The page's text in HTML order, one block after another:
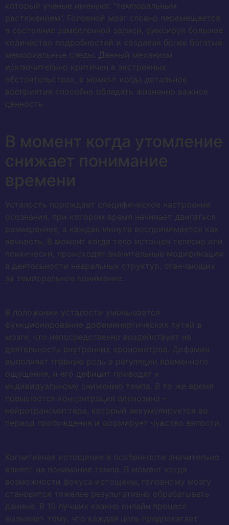
который ученые именуют “темпоральным
растяжением”. Головной мозг словно перемещается
в состояние замедленной записи, фиксируя большее
количество подробностей и создавая более богатые
мемориальные следы. Данный механизм
исключительно критичен в экстренных
обстоятельствах, в момент когда детальное
восприятие способно обладать жизненно важное
ценность.
В момент когда утомление
снижает понимание
времени
Усталость порождает специфическое настроение
осознания, при котором время начинает двигаться
размереннее, а каждая минута воспринимается как
вечность. В момент когда тело истощен телесно или
психически, происходят значительные модификации
в деятельности невральных структур, отвечающих
за темпоральное понимание.
В положении усталости уменьшается
функционирование дофаминергических путей в
мозге, что непосредственно воздействует на
деятельность внутренних хронометров. Дофамин
выполняет главную роль в регуляции временного
ощущения, и его дефицит приводит к
индивидуальному снижению темпа. В то же время
повышается концентрация аденозина –
нейротрансмиттера, который аккумулируется во
период пробуждения и формирует чувство вялости.
Когнитивная истощение в особенности значительно
влияет на понимание темпа. В момент когда
возможности фокуса истощены, головному мозгу
становится тяжелее результативно обрабатывать
данные. В 10 лучших казино онлайн процесс
вызывает тому, что каждая цель предполагает